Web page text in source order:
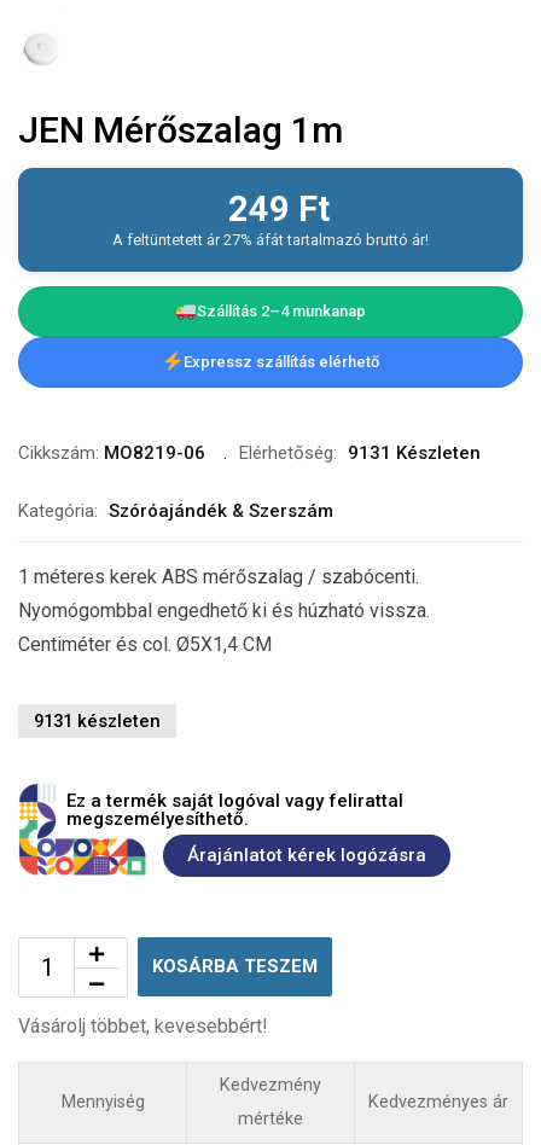
JEN Mérőszalag 1m
249 Ft
A feltüntetett ár 27% áfát tartalmazó bruttó ár!
Szállítás 2–4 munkanap
Expressz szállítás elérhető
Cikkszám: MO8219-06 Elérhetőség: 9131 Készleten
Kategória: Szóróajándék & Szerszám
1 méteres kerek ABS mérőszalag / szabócenti.
Nyomógombbal engedhető ki és húzható vissza.
Centiméter és col. Ø5X1,4 CM
9131 készleten
Ez a termék saját logóval vagy felirattal
megszemélyesíthető.
Árajánlatot kérek logózásra
KOSÁRBA TESZEM
Vásárolj többet, kevesebbért!
Mennyiség
Kedvezmény
mértéke
Kedvezményes ár